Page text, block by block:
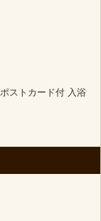
ストカード付 入浴